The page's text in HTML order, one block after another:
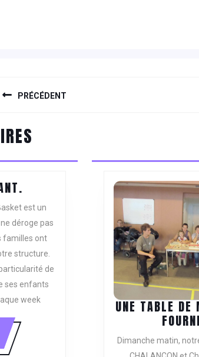
PRÉCÉDENT
TRIO….GAGNANT.
est un
déroge pas
familles ont
structure.
de
ses enfants
week
Plus
UNE TABLE DE
Dimanche matin,